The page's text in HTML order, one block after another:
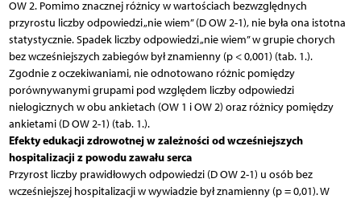
OW 2. Pomimo znacznej różnicy w wartościach bezwzględnych
przyrostu liczby odpowiedzi „nie wiem” (D OW 2-1), nie była ona istotna
statystycznie. Spadek liczby odpowiedzi „nie wiem” w grupie chorych
bez wcześniejszych zabiegów był znamienny (p < 0,001) (tab. 1.).
Zgodnie z oczekiwaniami, nie odnotowano różnic pomiędzy
porównywanymi grupami pod względem liczby odpowiedzi
nielogicznych w obu ankietach (OW 1 i OW 2) oraz różnicy pomiędzy
ankietami (D OW 2-1) (tab. 1.).
Efekty edukacji zdrowotnej w zależności od wcześniejszych
hospitalizacji z powodu zawału serca
Przyrost liczby prawidłowych odpowiedzi (D OW 2-1) u osób bez
wcześniejszej hospitalizacji w wywiadzie był znamienny (p = 0,01). W